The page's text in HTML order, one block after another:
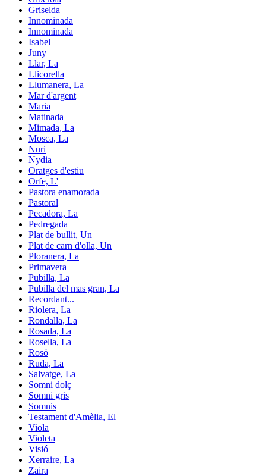
Griselda
Innominada
Innominada
Isabel
Juny
Llar, La
Llicorella
Llumanera, La
Mar d'argent
Maria
Matinada
Mimada, La
Mosca, La
Nuri
Nydia
Oratges d'estiu
Orfe, L'
Pastora enamorada
Pastoral
Pecadora, La
Pedregada
Plat de bullit, Un
Plat de carn d'olla, Un
Ploranera, La
Primavera
Pubilla, La
Pubilla del mas gran, La
Recordant...
Riolera, La
Rondalla, La
Rosada, La
Rosella, La
Rosó
Ruda, La
Salvatge, La
Somni dolç
Somni gris
Somnis
Testament d'Amèlia, El
Viola
Violeta
Visió
Xerraire, La
Zaira